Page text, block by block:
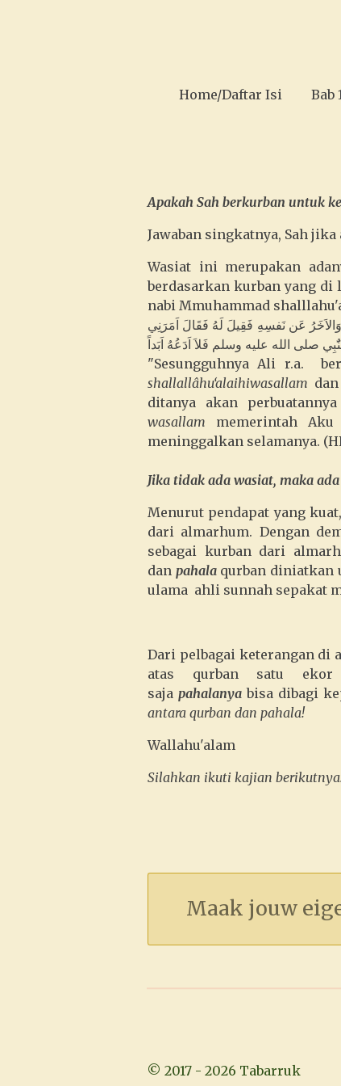
Home/Daftar Isi Bab
Apakah Sah berkurban untuk
Jawaban singkatnya, Sah
Wasiat ini merupakan
berdasarkan kurban yang
nabi Mmuhammad
عَن نَفسِهِ فَقِيلَ لَهُ فَقَالَ اَمَرَنِي
صلى الله عليه وسلم فَلاَ اَدَعُهُ اَبَداً
"Sesungguhnya Ali r.a.
shallallâhu‘alaihiwasallam
ditanya akan
wasallam memerintah
meninggalkan selamanya.
Jika tidak ada wasiat, maka
Menurut pendapat yang
dari almarhum. Dengan
sebagai kurban dari
dan pahalaqurban diniatkan
ulama ahli sunnah sepakat
Dari pelbagai keterangan di
atas qurban satu ekor
saja pahalanya bisa dibagi
antara qurban dan pahala!
Wallahu'alam
Silahkan ikuti kajian
Maak jouw
© 2017 - 2026 Tabarruk